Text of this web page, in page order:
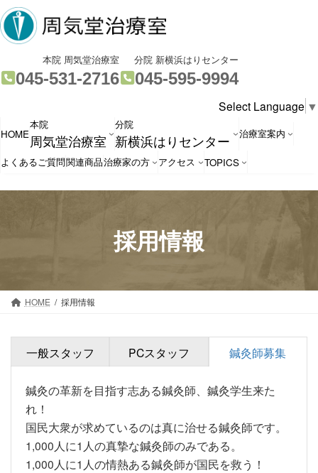
コ
ン
テ
ツ
プ
ナ
ビ
ゲ
シ
動
本院 周気堂治療室
045-531-2716
ル
リ
ク
分院 新横浜はりセンター
045-595-9994
ル
リ
ン
ク
Select Language ▼
HOME
本院
周気堂治療室
分院
新横浜はりセンター 治療室案内
よくあるご質問関連商品治療家の方 アクセス TOPICS
採用情報
HOME 採用情報
一般スタッフ PCスタッフ 鍼灸師募集
鍼灸の革新を目指す志ある鍼灸師、鍼灸学生来た
れ！
国民大衆が求めているのは真に治せる鍼灸師です。
1,000人に1人の真摯な鍼灸師のみである。
1,000人に1人の情熱ある鍼灸師が国民を救う！